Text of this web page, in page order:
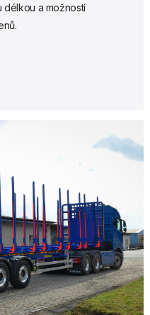
délkou a možností